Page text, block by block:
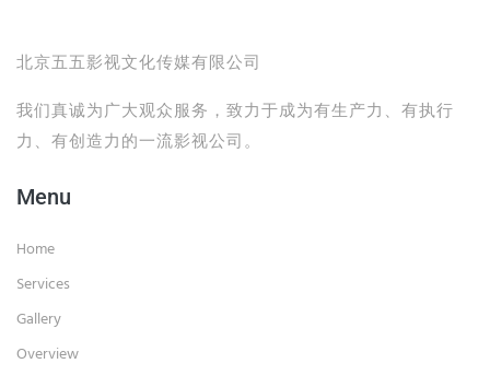
北京五五影视文化传媒有限公司
我们真诚为广大观众服务，致力于成为有生产力、有执行
力、有创造力的一流影视公司。
Menu
Home
Services
Gallery
Overview